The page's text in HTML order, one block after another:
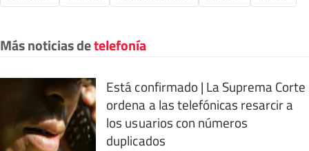
Más noticias detelefonía
Está confirmado | La Suprema Corte
ordena a las telefónicas resarcir a
los usuarios con números
duplicados